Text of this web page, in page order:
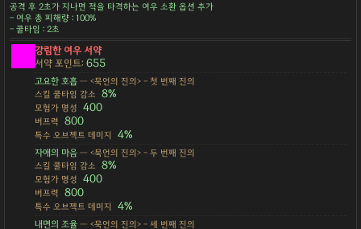
공격 후 2초가 지나면 적을 타격하는 여우 소환 옵션 추가
- 여우 총 피해량 : 100%
- 쿨타임 : 2초
강림한 여우 서약
서약 포인트:655
고요한 호흡— <묵언의 진의> - 첫 번째 진의
스킬 쿨타임 감소
8%
모험가 명성 400
버프력 800
특수 오브젝트 데미지 4%
자애의 마음— <묵언의 진의> - 두 번째 진의
스킬 쿨타임 감소
8%
모험가 명성 400
버프력 800
특수 오브젝트 데미지 4%
내면의 조율— <묵언의 진의> - 세 번째 진의